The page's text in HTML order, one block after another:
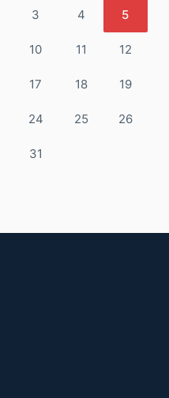
3 4 5
10 11 12
17 18 19
24 25 26
31